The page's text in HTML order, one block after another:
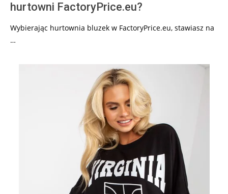
hurtowni FactoryPrice.eu?
Wybierając hurtownia bluzek w FactoryPrice.eu, stawiasz na
…